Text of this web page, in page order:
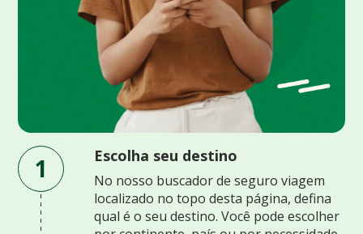
1 Escolha seu destino
No nosso buscador de seguro viagem
localizado no topo desta página, defina
qual é o seu destino. Você pode escolher